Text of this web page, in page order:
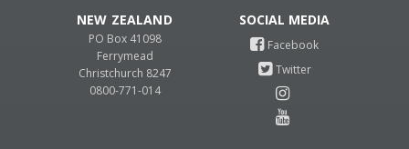
NEW ZEALAND
PO Box 41098
Ferrymead
Christchurch 8247
0800-771-014